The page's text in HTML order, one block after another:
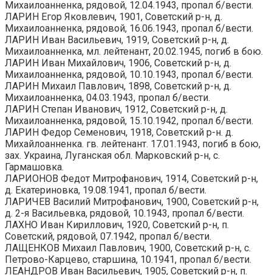
Михаилоанненка, рядовой, 12.04.1943, пропал б/вести.
ЛАРИН Егор Яковлевич, 1901, Советский р-н, д.
Михаилоанненка, рядовой, 16.06.1943, пропал б/вести.
ЛАРИН Иван Васильевич, 1919, Советский р-н, д.
Михаилоанненка, мл. лейтенант, 20.02.1945, погиб в бою.
ЛАРИН Иван Михайлович, 1906, Советский р-н, д.
Михаилоанненка, рядовой, 10.10.1943, пропал б/вести.
ЛАРИН Михаил Павлович, 1898, Советский р-н, д.
Михаилоанненка, 04.03.1943, пропал б/вести.
ЛАРИН Степан Иванович, 1912, Советский р-н, д.
Михаилоанненка, рядовой, 15.10.1942, пропал б/вести.
ЛАРИН Федор Семенович, 1918, Советский р-н. д.
Михайлоанненка. гв. лейтенант. 17.01.1943, погиб в бою,
зах. Украина, Луганская обл. Марковский р-н, с.
Гармашовка.
ЛАРИОНОВ Федот Митрофанович, 1914, Советский р-н,
д. Екатериновка, 19.08.1941, пропал б/вести.
ЛАРИЧЕВ Василий Митрофанович, 1900, Советский р-н,
д. 2-я Васильевка, рядовой, 10.1943, пропал б/вести.
ЛАХНО Иван Кириллович, 1920, Советский р-н, п.
Советский, рядовой, 07.1942, пропал б/вести.
ЛАЩЕНКОВ Михаил Павлович, 1900, Советский р-н, с.
Петрово-Карцево, старшина, 10.1941, пропал б/вести.
ЛЕАНДРОВ Иван Васильевич, 1905, Советский р-н, п.